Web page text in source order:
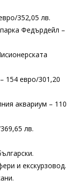
352,05 лв.
Федърдейл –
154 евро/301,20
аквариум – 110
лв.
и екскурзовод.